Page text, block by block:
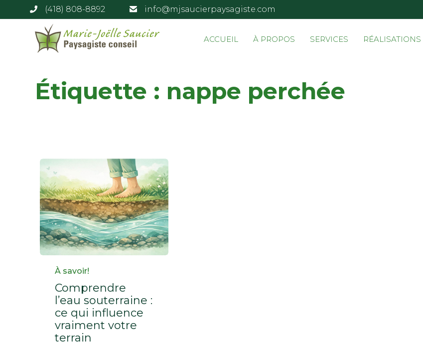
(418) 808-8892 info@mjsaucierpaysagiste.com
ACCUEIL À PROPOS SERVICES RÉALISATIONS
Étiquette : nappe perchée
Category
À savoir!
Comprendre
l’eau souterraine :
ce qui influence
vraiment votre
terrain